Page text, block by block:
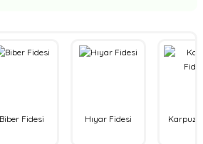
Biber Fidesi Hıyar Fidesi Karpuz